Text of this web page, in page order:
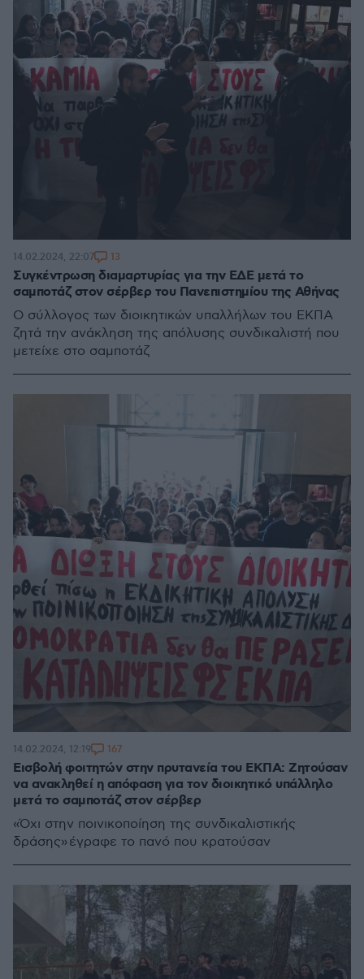
Συγκέντρωση διαμαρτυρίας για την ΕΔΕ μετά το
σαμποτάζ στον σέρβερ του Πανεπιστημίου της Αθήνας
Ο σύλλογος των διοικητικών υπαλλήλων του ΕΚΠΑ
ζητά την ανάκληση της απόλυσης συνδικαλιστή που
μετείχε στο σαμποτάζ
14.02.2024, 22:07 13
Εισβολή φοιτητών στην πρυτανεία του ΕΚΠΑ: Ζητούσαν
να ανακληθεί η απόφαση για τον διοικητικό υπάλληλο
μετά το σαμποτάζ στον σέρβερ
«Όχι στην ποινικοποίηση της συνδικαλιστικής
δράσης» έγραφε το πανό που κρατούσαν
14.02.2024, 12:19 167